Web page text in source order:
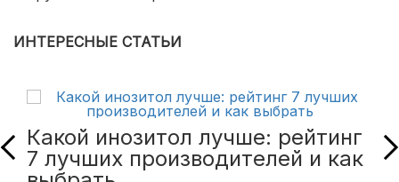
ИНТЕРЕСНЫЕ СТАТЬИ
Какой инозитол лучше: рейтинг
7 лучших производителей и как